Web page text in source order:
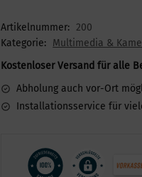
Artikelnummer: 200
Kategorie: Multimedia &
Kostenloser Versand für alle
Abholung auch vor-Ort
Installationsservice für